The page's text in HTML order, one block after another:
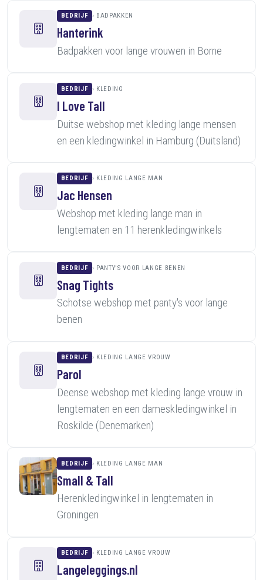
BEDRIJF BADPAKKEN
Hanterink
Badpakken voor lange vrouwen in Borne
BEDRIJF KLEDING
I Love Tall
Duitse webshop met kleding lange mensen
en een kledingwinkel in Hamburg (Duitsland)
BEDRIJF KLEDING LANGE MAN
Jac Hensen
Webshop met kleding lange man in
lengtematen en 11 herenkledingwinkels
BEDRIJF PANTY'S VOOR LANGE BENEN
Snag Tights
Schotse webshop met panty's voor lange
benen
BEDRIJF KLEDING LANGE VROUW
Parol
Deense webshop met kleding lange vrouw in
lengtematen en een dameskledingwinkel in
Roskilde (Denemarken)
BEDRIJF KLEDING LANGE MAN
Small & Tall
Herenkledingwinkel in lengtematen in
Groningen
BEDRIJF KLEDING LANGE VROUW
Langeleggings.nl